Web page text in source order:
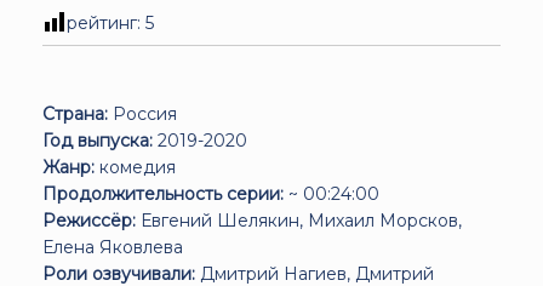
рейтинг: 5
Страна: Россия
Год выпуска: 2019-2020
Жанр: комедия
Продолжительность серии: ~ 00:24:00
Режиссёр: Евгений Шелякин, Михаил Морсков,
Елена Яковлева
Роли озвучивали: Дмитрий Нагиев, Дмитрий